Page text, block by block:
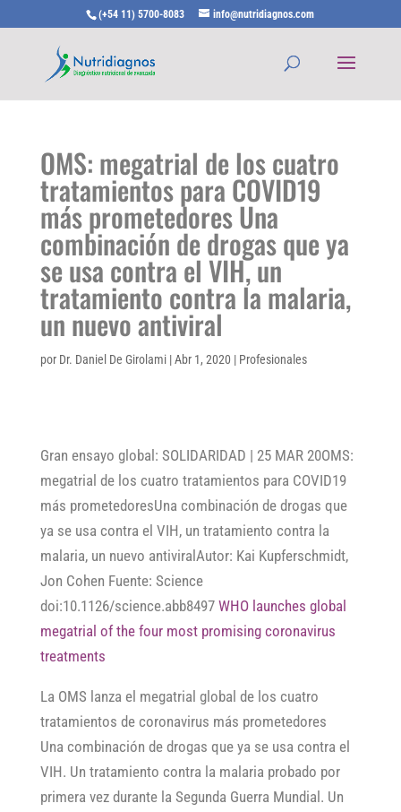
(+54 11) 5700-8083 info@nutridiagnos.com
OMS: megatrial de los cuatro
tratamientos para COVID19
más prometedores Una
combinación de drogas que ya
se usa contra el VIH, un
tratamiento contra la malaria,
un nuevo antiviral
por Dr. Daniel De Girolami|Abr 1, 2020 | Profesionales
Gran ensayo global: SOLIDARIDAD | 25 MAR 20OMS:
megatrial de los cuatro tratamientos para COVID19
más prometedoresUna combinación de drogas que
ya se usa contra el VIH, un tratamiento contra la
malaria, un nuevo antiviralAutor: Kai Kupferschmidt,
Jon Cohen Fuente: Science
doi:10.1126/science.abb8497 WHO launches global
megatrial of the four most promising coronavirus
treatments
La OMS lanza el megatrial global de los cuatro
tratamientos de coronavirus más prometedores
Una combinación de drogas que ya se usa contra el
VIH. Un tratamiento contra la malaria probado por
primera vez durante la Segunda Guerra Mundial. Un